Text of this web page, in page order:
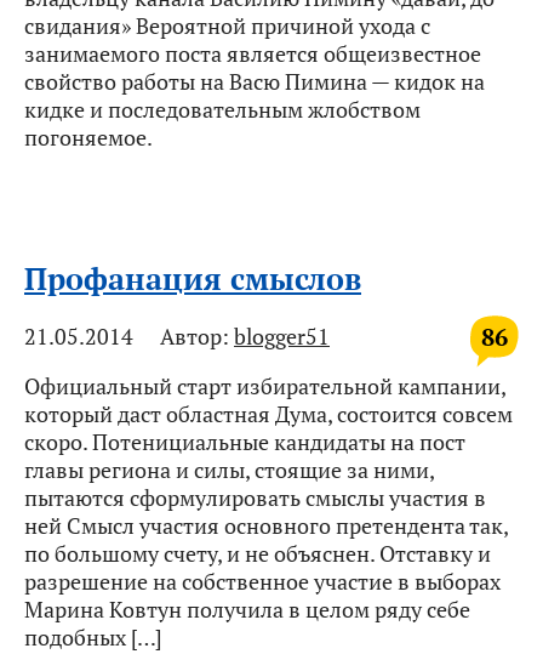
свидания» Вероятной причиной ухода с
занимаемого поста является общеизвестное
свойство работы на Васю Пимина — кидок на
кидке и последовательным жлобством
погоняемое.
Профанация смыслов
86
21.05.2014 Автор: blogger51
Официальный старт избирательной кампании,
который даст областная Дума, состоится совсем
скоро. Потенициальные кандидаты на пост
главы региона и силы, стоящие за ними,
пытаются сформулировать смыслы участия в
ней Смысл участия основного претендента так,
по большому счету, и не объяснен. Отставку и
разрешение на собственное участие в выборах
Марина Ковтун получила в целом ряду себе
подобных […]